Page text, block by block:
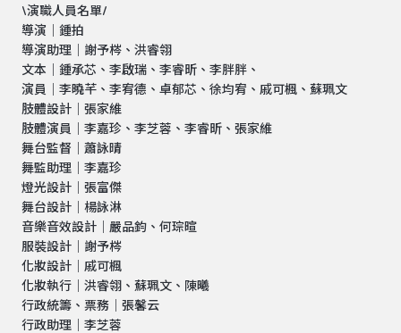
\演職人員名單/
導演｜鍾拍
導演助理｜謝予梣、洪睿翎
文本｜鍾承芯、李啟瑞、李睿昕、李胖胖、
演員｜李曉芊、李宥德、卓郁芯、徐均宥、戚可楓、蘇珮文
肢體設計｜張家維
肢體演員｜李嘉珍、李芝蓉、李睿昕、張家維
舞台監督｜蕭詠晴
舞監助理｜李嘉珍
燈光設計｜張富傑
舞台設計｜楊詠淋
音樂音效設計｜嚴品鈞、何琮暄
服裝設計｜謝予梣
化妝設計｜戚可楓
化妝執行｜洪睿翎、蘇珮文、陳曦
行政統籌、票務｜張馨云
行政助理｜李芝蓉